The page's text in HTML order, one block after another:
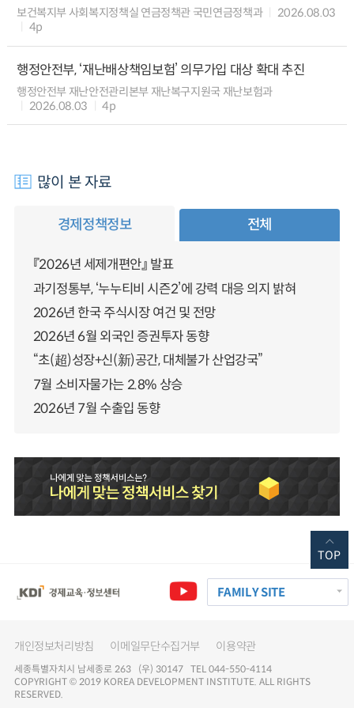
보건복지부 사회복지정책실 연금정책관 국민연금정책과
2026.08.03
4p
행정안전부, ‘재난배상책임보험’ 의무가입 대상 확대 추진
행정안전부 재난안전관리본부 재난복구지원국 재난보험과
2026.08.03
4p
많이 본 자료
경제정책정보 전체
『2026년 세제개편안』 발표
과기정통부, ‘누누티비 시즌2’에 강력 대응 의지 밝혀
2026년 한국 주식시장 여건 및 전망
2026년 6월 외국인 증권투자 동향
“초(超)성장+신(新)공간, 대체불가 산업강국”
7월 소비자물가는 2.8% 상승
2026년 7월 수출입 동향
FAMILY SITE
개인정보처리방침 이메일무단수집거부 이용약관
세종특별자치시 남세종로 263 (우) 30147 TEL 044-550-4114
COPYRIGHT © 2019 KOREA DEVELOPMENT INSTITUTE. ALL RIGHTS
RESERVED.
TOP